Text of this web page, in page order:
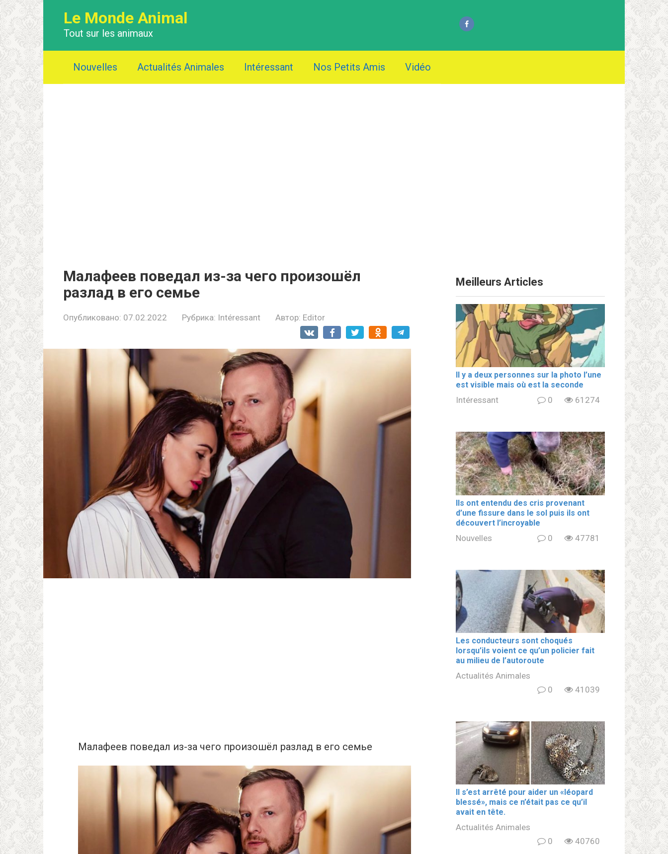
Le Monde Animal
Tout sur les animaux
Nouvelles Actualités Animales Intéressant Nos Petits Amis Vidéo
Малафеев поведал из-за чего произошёл
разлад в его семье
Опубликовано: 07.02.2022 Рубрика: Intéressant Автор: Editor
Малафеев поведал из-за чего произошёл разлад в его семье
Meilleurs Articles
Il y a deux personnes sur la photo l’une
est visible mais où est la seconde
Intéressant 0 61274
Ils ont entendu des cris provenant
d’une fissure dans le sol puis ils ont
découvert l’incroyable
Nouvelles 0 47781
Les conducteurs sont choqués
lorsqu’ils voient ce qu’un policier fait
au milieu de l’autoroute
Actualités Animales
0
41039
Il s’est arrêté pour aider un «léopard
blеssé», mais ce n’était pas ce qu’il
avait en tête.
Actualités Animales
0
40760